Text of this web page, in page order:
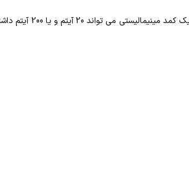
کمد های مینیمالیستی